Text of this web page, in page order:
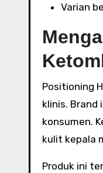
Varian
Positioning
klinis. Brand
konsumen.
kulit kepala
Produk ini